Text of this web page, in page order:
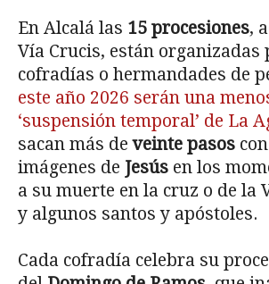
En Alcalá las 15 procesiones,
Vía Crucis, están organizadas
cofradías o hermandades de
este año 2026 serán una
‘suspensión temporal’ de La
sacan más deveinte pasos
imágenes de Jesús en los
a su muerte en la cruz o de la
y algunos santos y apóstoles.
Cada cofradía celebra su